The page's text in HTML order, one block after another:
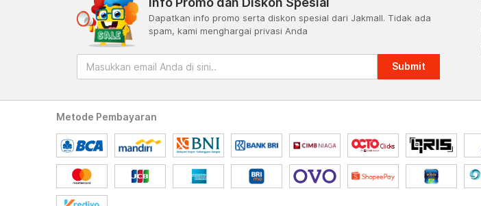
Dapatkan info promo serta diskon spesial dari Jakmall. Tidak ada
spam, kami menghargai privasi Anda
Submit
Metode Pembayaran